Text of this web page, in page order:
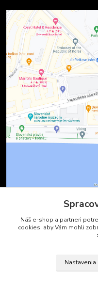
Kontakty
Náš e-shop a partneri
cookies, aby Vám mohli
Nastavenia